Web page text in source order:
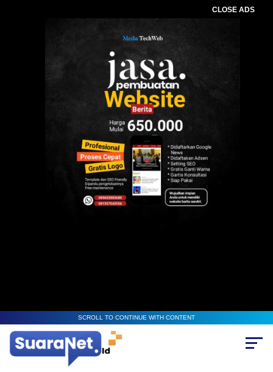
CLOSE ADS
SCROLL TO CONTINUE WITH CONTENT